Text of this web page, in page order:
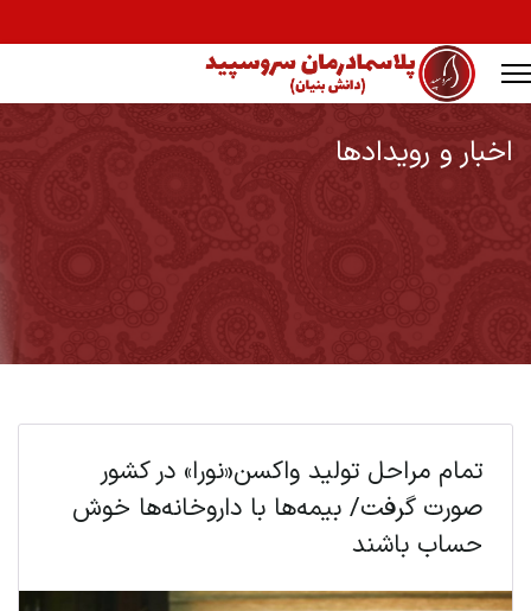
اخبار و رویدادها
تمام مراحل تولید واکسن«نورا» در کشور
صورت گرفت/ بیمه‌ها با داروخانه‌ها خوش
حساب باشند